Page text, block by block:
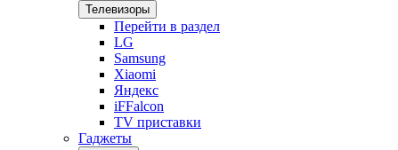
Телевизоры
Перейти в раздел
LG
Samsung
Xiaomi
Яндекс
iFFalcon
TV приставки
Гаджеты